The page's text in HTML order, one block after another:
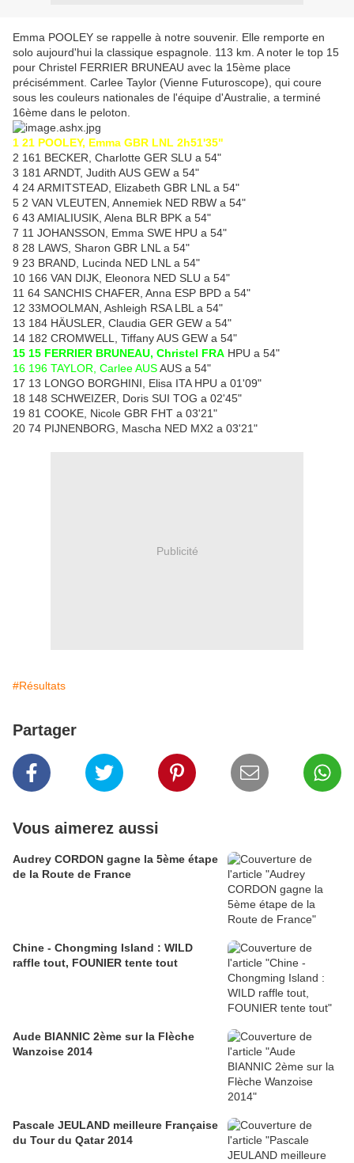
Emma POOLEY se rappelle à notre souvenir. Elle remporte en
solo aujourd'hui la classique espagnole. 113 km. A noter le top 15
pour Christel FERRIER BRUNEAU avec la 15ème place
précisémment. Carlee Taylor (Vienne Futuroscope), qui coure
sous les couleurs nationales de l'équipe d'Australie, a terminé
16ème dans le peloton.
1 21 POOLEY, Emma GBR LNL 2h51'35"
2 161 BECKER, Charlotte GER SLU a 54"
3 181 ARNDT, Judith AUS GEW a 54"
4 24 ARMITSTEAD, Elizabeth GBR LNL a 54"
5 2 VAN VLEUTEN, Annemiek NED RBW a 54"
6 43 AMIALIUSIK, Alena BLR BPK a 54"
7 11 JOHANSSON, Emma SWE HPU a 54"
8 28 LAWS, Sharon GBR LNL a 54"
9 23 BRAND, Lucinda NED LNL a 54"
10 166 VAN DIJK, Eleonora NED SLU a 54"
11 64 SANCHIS CHAFER, Anna ESP BPD a 54"
12 33MOOLMAN, Ashleigh RSA LBL a 54"
13 184 HÄUSLER, Claudia GER GEW a 54"
14 182 CROMWELL, Tiffany AUS GEW a 54"
15 15 FERRIER BRUNEAU, Christel FRA HPU a 54"
16 196 TAYLOR, Carlee AUSAUS a 54"
17 13 LONGO BORGHINI, Elisa ITA HPU a 01'09"
18 148 SCHWEIZER, Doris SUI TOG a 02'45"
19 81 COOKE, Nicole GBR FHT a 03'21"
20 74 PIJNENBORG, Mascha NED MX2 a 03'21"
Publicité
#Résultats
Partager
Vous aimerez aussi
Audrey CORDON gagne la 5ème étape
de la Route de France
Chine - Chongming Island : WILD
raffle tout, FOUNIER tente tout
Aude BIANNIC 2ème sur la Flèche
Wanzoise 2014
Pascale JEULAND meilleure Française
du Tour du Qatar 2014